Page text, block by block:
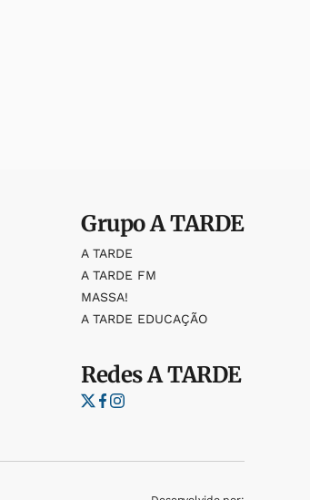
GrupoA TARDE
A TARDE
A TARDE FM
MASSA!
A TARDE EDUCAÇÃO
RedesA TARDE